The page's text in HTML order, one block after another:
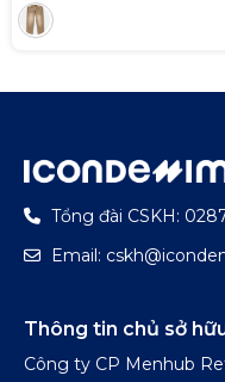
Tổng đài CSKH:
Email:
Thông tin chủ sở
Công ty CP Menhub